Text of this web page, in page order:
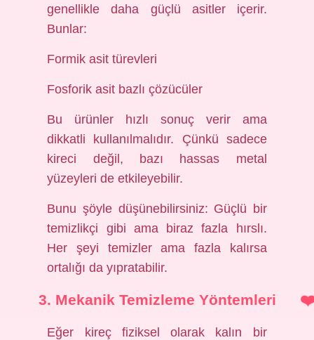
genellikle daha güçlü asitler içerir.
Bunlar:
Formik asit türevleri
Fosforik asit bazlı çözücüler
Bu ürünler hızlı sonuç verir ama
dikkatli kullanılmalıdır. Çünkü sadece
kireci değil, bazı hassas metal
yüzeyleri de etkileyebilir.
Bunu şöyle düşünebilirsiniz: Güçlü bir
temizlikçi gibi ama biraz fazla hırslı.
Her şeyi temizler ama fazla kalırsa
ortalığı da yıpratabilir.
3. Mekanik Temizleme Yöntemleri
Eğer kireç fiziksel olarak kalın bir